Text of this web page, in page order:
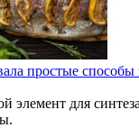
простые способы
элемент для